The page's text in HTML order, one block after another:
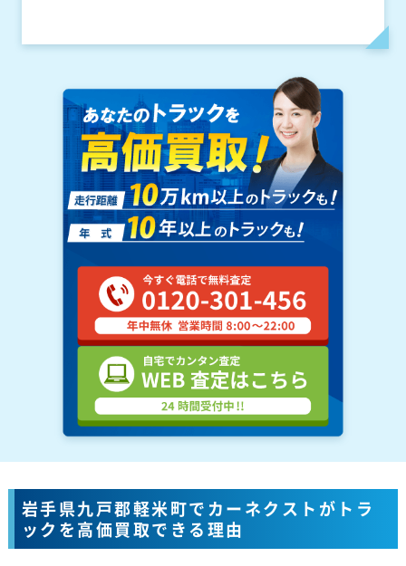
岩手県九戸郡軽米町でカーネクストがトラ
ックを高価買取できる理由